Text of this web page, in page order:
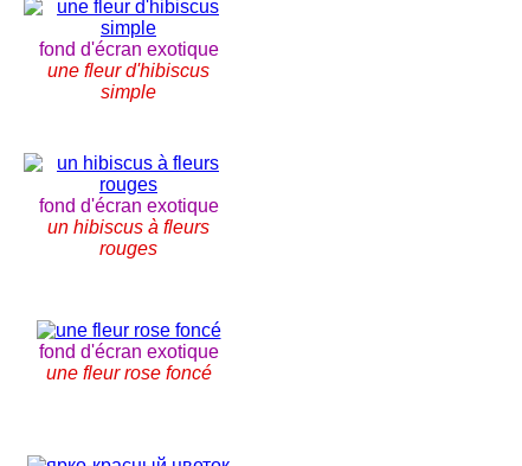
fond d'écran exotique
une fleur d'hibiscus
simple
fond d'écran exotique
un hibiscus à fleurs
rouges
fond d'écran exotique
une fleur rose foncé